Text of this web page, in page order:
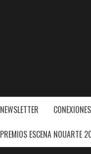
NEWSLETTER
PREMIOS ESCENA NOUARTE